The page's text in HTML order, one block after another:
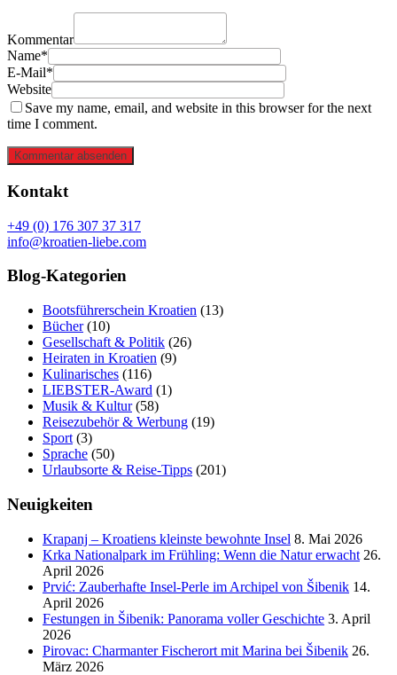
Kommentar
Name*
E-Mail*
Website
Save my name, email, and website in this browser for the next
time I comment.
Kommentar absenden
Kontakt
+49 (0) 176 307 37 317
info@kroatien-liebe.com
Blog-Kategorien
Bootsführerschein Kroatien (13)
Bücher(10)
Gesellschaft & Politik (26)
Heiraten in Kroatien (9)
Kulinarisches (116)
LIEBSTER-Award (1)
Musik & Kultur(58)
Reisezubehör & Werbung (19)
Sport (3)
Sprache (50)
Urlaubsorte & Reise-Tipps (201)
Neuigkeiten
Krapanj – Kroatiens kleinste bewohnte Insel 8. Mai 2026
Krka Nationalpark im Frühling: Wenn die Natur erwacht 26.
April 2026
Prvić: Zauberhafte Insel-Perle im Archipel von Šibenik 14.
April 2026
Festungen in Šibenik: Panorama voller Geschichte 3. April
2026
Pirovac: Charmanter Fischerort mit Marina bei Šibenik 26.
März 2026